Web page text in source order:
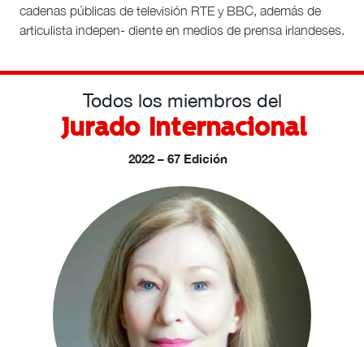
cadenas públicas de televisión RTE y BBC, además de
articulista indepen- diente en medios de prensa irlandeses.
Todos los miembros del
Jurado Internacional
2022 – 67 Edición